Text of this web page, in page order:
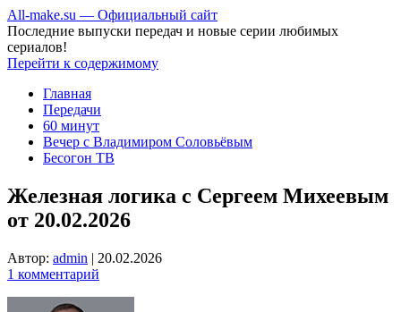
All-make.su — Официальный сайт
Последние выпуски передач и новые серии любимых
сериалов!
Перейти к содержимому
Главная
Передачи
60 минут
Вечер с Владимиром Соловьёвым
Бесогон ТВ
Железная логика с Сергеем Михеевым
от 20.02.2026
Автор: admin | 20.02.2026
1 комментарий